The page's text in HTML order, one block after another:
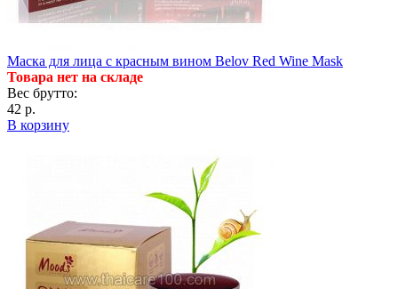
Маска для лица с красным вином Belov Red Wine Mask
Товара нет на складе
Вес брутто:
42 р.
В корзину